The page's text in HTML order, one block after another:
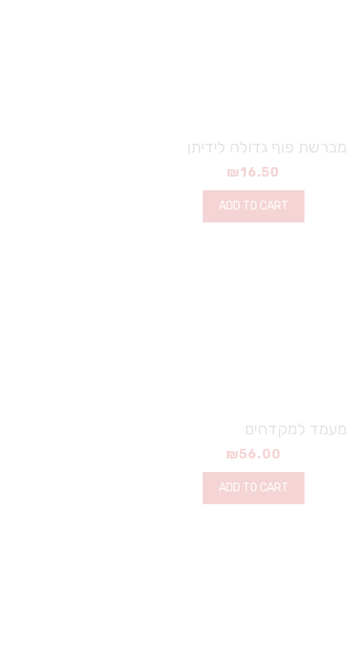
מברשת פוף גדולה לידיתן
₪16.50
ADD TO CART
מעמד למקדחים
₪56.00
ADD TO CART